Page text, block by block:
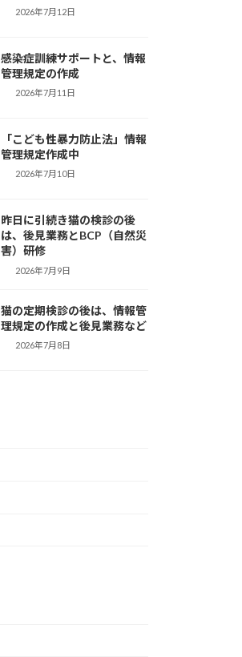
2026年7月12日
感染症訓練サポートと、情報
管理規定の作成
2026年7月11日
「こども性暴力防止法」情報
管理規定作成中
2026年7月10日
昨日に引続き猫の検診の後
は、後見業務とBCP（自然災
害）研修
2026年7月9日
猫の定期検診の後は、情報管
理規定の作成と後見業務など
2026年7月8日